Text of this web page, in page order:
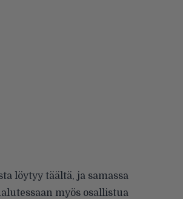
löytyy täältä, ja samassa
myös osallistua